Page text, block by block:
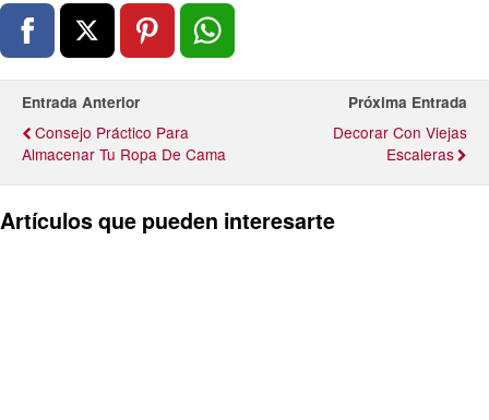
Entrada Anterior
Consejo Práctico Para
Almacenar Tu Ropa De Cama
Próxima Entrada
Decorar Con Viejas
Escaleras
Artículos que pueden interesarte